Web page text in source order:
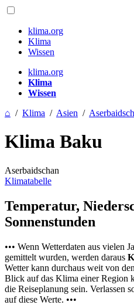
klima.org
Klima
Wissen
klima.org
Klima
Wissen
⌂ / Klima / Asien /
Klima Baku
Aserbaidschan
Klimatabelle
Temperatur,
Sonnenstunden
••• Wenn Wetterdaten aus vielen
gemittelt wurden, werden daraus
Wetter kann durchaus weit von
Blick auf das Klima einer Region
die Reiseplanung sein. Verlassen
auf diese Werte. •••